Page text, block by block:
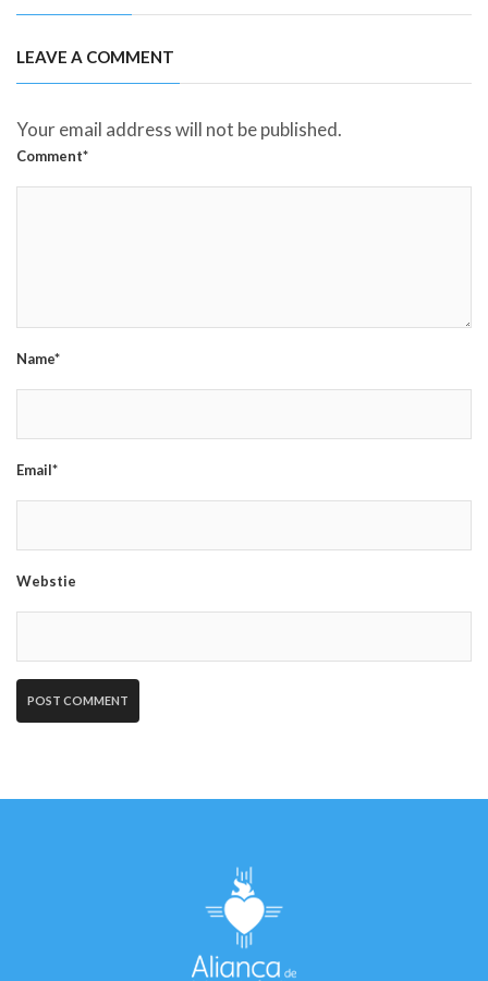
LEAVE A COMMENT
Your email address will not be published.
Comment*
Name*
Email*
Webstie